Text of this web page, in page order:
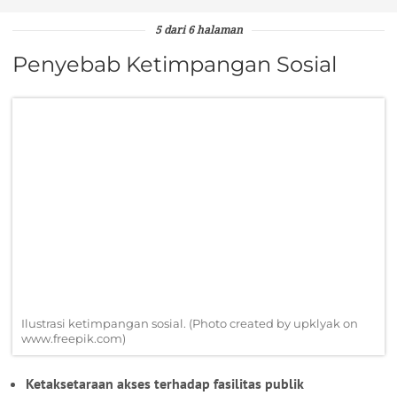
5 dari 6 halaman
Penyebab Ketimpangan Sosial
Ilustrasi ketimpangan sosial. (Photo created by upklyak on
www.freepik.com)
Ketaksetaraan akses terhadap fasilitas publik